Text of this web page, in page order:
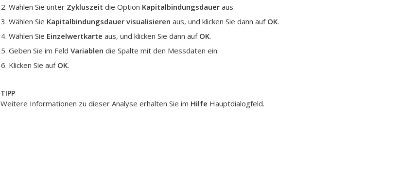
Wählen Sie unter Zykluszeit die Option Kapitalbindungsdauer aus.
Wählen Sie Kapitalbindungsdauer visualisieren aus, und klicken Sie dann auf OK.
Wählen Sie Einzelwertkarte aus, und klicken Sie dann auf OK.
Geben Sie im Feld Variablen die Spalte mit den Messdaten ein.
Klicken Sie auf OK.
TIPP
Weitere Informationen zu dieser Analyse erhalten Sie im Hilfe Hauptdialogfeld.